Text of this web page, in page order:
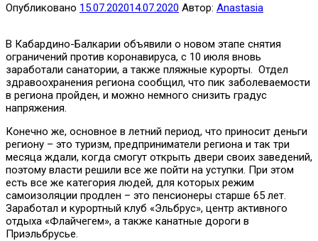
Опубликовано 15.07.202014.07.2020 Автор: Anastasia
В Кабардино-Балкарии объявили о новом этапе снятия
ограничений против коронавируса, с 10 июля вновь
заработали санатории, а также пляжные курорты. Отдел
здравоохранения региона сообщил, что пик заболеваемости
в региона пройден, и можно немного снизить градус
напряжения.
Конечно же, основное в летний период, что приносит деньги
региону – это туризм, предприниматели региона и так три
месяца ждали, когда смогут открыть двери своих заведений,
поэтому власти решили все же пойти на уступки. При этом
есть все же категория людей, для которых режим
самоизоляции продлен – это пенсионеры старше 65 лет.
Заработал и курортный клуб «Эльбрус», центр активного
отдыха «Флайчегем», а также канатные дороги в
Приэльбрусье.